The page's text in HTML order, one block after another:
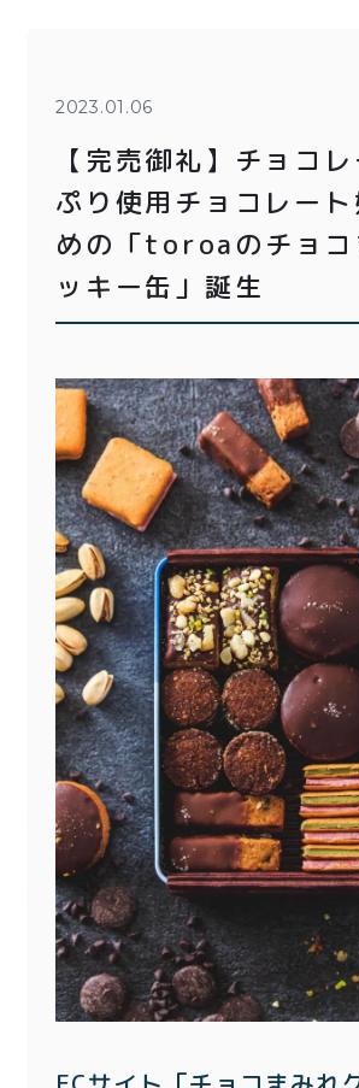
紅茶
アウ
ョコラ
とろ生シュー
紅茶toroaTeaギフト
手さげ袋
季節限定
価格別
〜¥1,999
¥4,000〜¥5,999
TOP
読みも
会社概
お問い
商品
特集記事
メンバー特典
ご利用ガイド
2023.01.06
【完売御礼】チョコ
ぷり使用チョコレー
めの「toroaのチョコ
ッキー缶」誕生